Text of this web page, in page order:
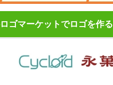
ゴマーケットでロゴを作る